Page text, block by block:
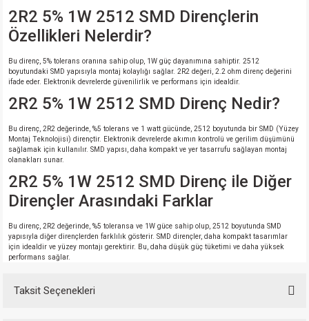
2R2 5% 1W 2512 SMD Dirençlerin
Özellikleri Nelerdir?
Bu direnç, 5% tolerans oranına sahip olup, 1W güç dayanımına sahiptir. 2512
boyutundaki SMD yapısıyla montaj kolaylığı sağlar. 2R2 değeri, 2.2 ohm direnç değerini
ifade eder. Elektronik devrelerde güvenilirlik ve performans için idealdir.
2R2 5% 1W 2512 SMD Direnç Nedir?
Bu direnç, 2R2 değerinde, %5 tolerans ve 1 watt gücünde, 2512 boyutunda bir SMD (Yüzey
Montaj Teknolojisi) dirençtir. Elektronik devrelerde akımın kontrolü ve gerilim düşümünü
sağlamak için kullanılır. SMD yapısı, daha kompakt ve yer tasarrufu sağlayan montaj
olanakları sunar.
2R2 5% 1W 2512 SMD Direnç ile Diğer
Dirençler Arasındaki Farklar
Bu direnç, 2R2 değerinde, %5 toleransa ve 1W güce sahip olup, 2512 boyutunda SMD
yapısıyla diğer dirençlerden farklılık gösterir. SMD dirençler, daha kompakt tasarımlar
için idealdir ve yüzey montajı gerektirir. Bu, daha düşük güç tüketimi ve daha yüksek
performans sağlar.
Taksit Seçenekleri